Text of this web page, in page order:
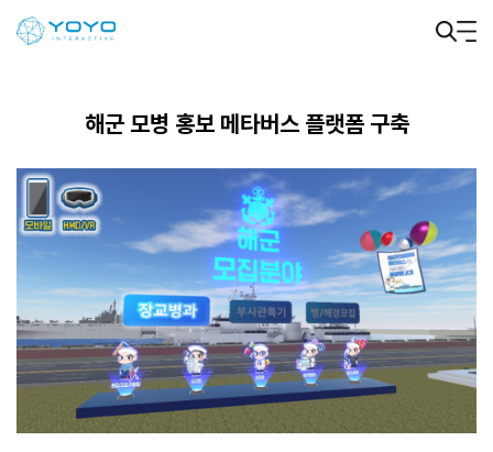
해군 모병 홍보 메타버스 플랫폼 구축